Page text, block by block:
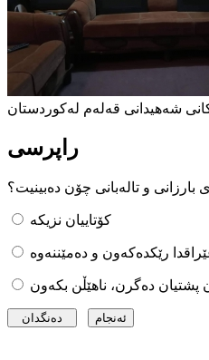
شەهیدانی قەلەم لەکوردستان
راپرسی
بارزانی و تالەبانی چۆن دەبینیت؟
کۆتاییان نزیکە
رێکدەکەون و دەمێننەوە
پشتیان دەگرن، ناهێڵن بکەون